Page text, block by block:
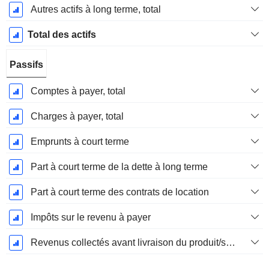
Autres actifs à long terme, total
Total des actifs
Passifs
Comptes à payer, total
Charges à payer, total
Emprunts à court terme
Part à court terme de la dette à long terme
Part à court terme des contrats de location
Impôts sur le revenu à payer
Revenus collectés avant livraison du produit/service